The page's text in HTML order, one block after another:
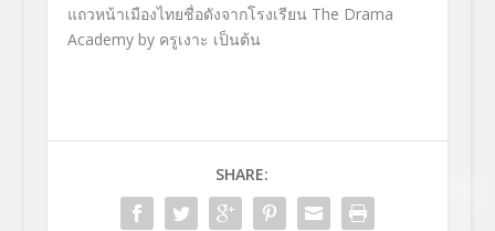
แถวหน้าเมืองไทยชื่อดังจากโรงเรียน The Drama
Academy by ครูเงาะ เป็นต้น
SHARE: